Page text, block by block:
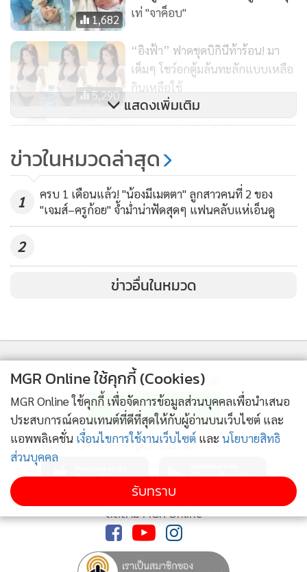
1,682
เท่ "จาค็อบ"
5,290
“อิงฟ้า” ฟาดชุดบิกินีท้าร้อน! มา
เต็มๆ โชว์อกตู้มล้นทะลักแบบเหลือ
กินเหลือใช้
10,058
“หมอนางฟ้า” หรือ “หมอเกศ” เปิด
น้ำ อื้อหือ... ขาวเว่อร์ !!
แสดงเพิ่มเติม
ข่าวในหมวดล่าสุด
1
ครบ 1 เดือนแล้ว! "น้องมีเมตตา" ลูกสาวคนที่ 2 ของ
"เจมส์–ครูก้อย" จ้ำม่ำน่าฟัดสุดๆ แฟนคลับแห่เอ็นดู
2
ข่าวอื่นในหมวด
ติดตามข่าวสารผ่านทาง LINE
MGR Online Application
ติดตาม MGR Online
MGR Online ใช้คุกกี้ (Cookies)
MGR Online ใช้คุกกี้ เพื่อจัดการข้อมูลส่วนบุคคลเพื่อนำเสนอ
ประสบการณ์คอนเทนต์ที่ดีที่สุดให้กับผู้อ่านบนเว็บไซต์ และ
แอพพลิเคชั่น เงื่อนไขการใช้งานเว็บไซต์ และ นโยบายสิทธิ
ส่วนบุคคล
รับทราบ